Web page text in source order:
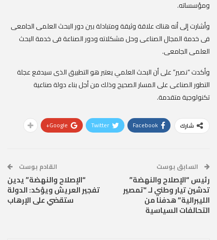
ومؤسساته.
وأشارت إلى أنه هناك علاقة وثيقة ومتبادلة بين دور البحث العلمى الجامعى
فى خدمة المجال الصناعى وحل مشكلاته ودور الصناعة فى خدمة البحث
العلمى الجامعى.
وأكدت “نصير” على أن البحث العلمي يعتبر هو التطبيق الذى سيدفع عجلة
التطور الصناعى على المسار الصحيح وذلك من أجل بناء دولة صناعية
تكنولوجية متقدمة.
شارك Facebook
Twitter
Google+
السابق بوست
رئيس “الإصلاح والنهضة”
تدشين تيار وطني لـ “تمصير
الليبرالية” هدفنا من
التحالفات السياسية‎
القادم بوست
“الإصلاح والنهضة” يدين
تفجير العريش ويؤكد: الدولة
ستقضي على الإرهاب